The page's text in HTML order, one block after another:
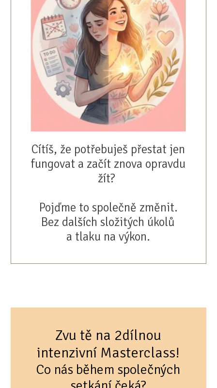
Cítíš, že potřebuješ přestat jen
fungovat a začít znova opravdu
žít?
Pojďme to společně změnit.
Bez dalších složitých úkolů
a tlaku na výkon.
Zvu tě na 2dílnou
intenzivní Masterclass!
Co nás během společných